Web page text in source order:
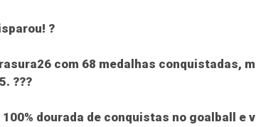
?
com 68 medalhas conquistadas,
???
dourada de conquistas no goalball e